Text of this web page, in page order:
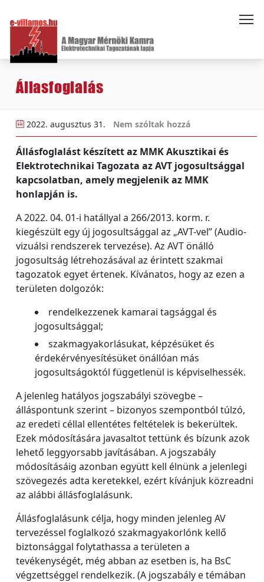
Állasfoglalás
2022. augusztus 31. Nem szóltak hozzá
Állásfoglalást készített az MMK Akusztikai és
Elektrotechnikai Tagozata az AVT jogosultsággal
kapcsolatban, amely megjelenik az MMK
honlapján is.
A 2022. 04. 01-i hatállyal a 266/2013. korm. r.
kiegészült egy új jogosultsággal az „AVT-vel” (Audio-
vizuálsi rendszerek tervezése). Az AVT önálló
jogosultság létrehozásával az érintett szakmai
tagozatok egyet értenek. Kívánatos, hogy az ezen a
területen dolgozók:
rendelkezzenek kamarai tagsággal és
jogosultsággal;
szakmagyakorlásukat, képzésüket és
érdekérvényesítésüket önállóan más
jogosultságoktól függetlenül is képviselhessék.
A jelenleg hatályos jogszabályi szövegbe –
álláspontunk szerint – bizonyos szempontból túlzó,
az eredeti céllal ellentétes feltételek is bekerültek.
Ezek módosítására javasaltot tettünk és bízunk azok
lehető leggyorsabb javításában. A jogszabály
módosításáig azonban együtt kell élnünk a jelenlegi
szövegezés adta keretekkel, ezért kívánjuk közreadni
az alábbi állásfoglalásunk.
Állásfoglalásunk célja, hogy minden jelenleg AV
tervezéssel foglalkozó szakmagyakorlónk kellő
biztonsággal folytathassa a területen a
tevékenységét, még abban az esetben is, ha BsC
végzettséggel rendelkezik. (A jogszabály e témában